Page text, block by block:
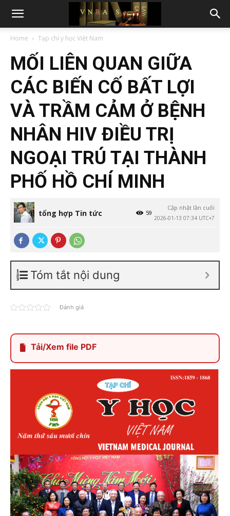
Home Tạp chí y học Việt Nam
MỐI LIÊN QUAN GIỮA
CÁC BIẾN CỐ BẤT LỢI
VÀ TRẦM CẢM Ở BỆNH
NHÂN HIV ĐIỀU TRỊ
NGOẠI TRÚ TẠI THÀNH
PHỐ HỒ CHÍ MINH
tổng hợp Tin tức
Cập nhật lần cuối
2026-01-13 07:34 UTC+7
59
Tóm tắt nội dung
Đánh giá
Tải/Xem file PDF